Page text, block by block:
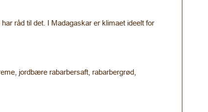
råd til det. I Madagaskar er klimaet ideelt for
jordbære rabarbersaft, rabarbergrød,